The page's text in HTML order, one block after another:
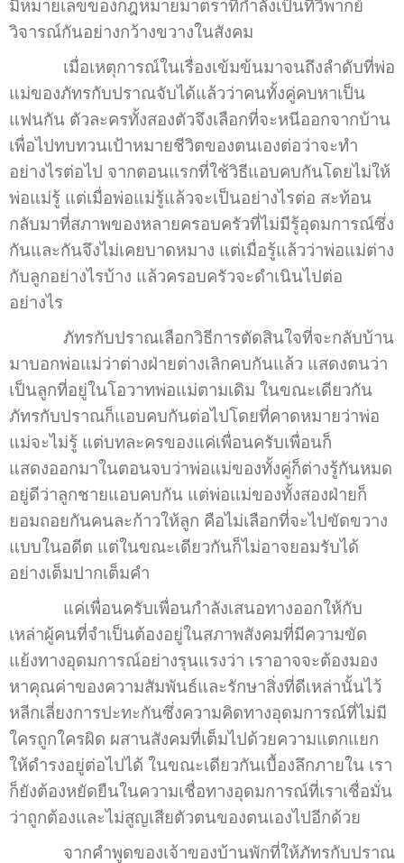
มีหมายเลขของกฎหมายมาตราที่กำลังเป็นที่วิพากย์
วิจารณ์กันอย่างกว้างขวางในสังคม
เมื่อเหตุการณ์ในเรื่องเข้มข้นมาจนถึงลำดับที่พ่อ
แม่ของภัทรกับปราณจับได้แล้วว่าคนทั้งคู่คบหาเป็น
แฟนกัน ตัวละครทั้งสองตัวจึงเลือกที่จะหนีออกจากบ้าน
เพื่อไปทบทวนเป้าหมายชีวิตของตนเองต่อว่าจะทำ
อย่างไรต่อไป จากตอนแรกที่ใช้วิธีแอบคบกันโดยไม่ให้
พ่อแม่รู้ แต่เมื่อพ่อแม่รู้แล้วจะเป็นอย่างไรต่อ สะท้อน
กลับมาที่สภาพของหลายครอบครัวที่ไม่มีรู้อุดมการณ์ซึ่ง
กันและกันจึงไม่เคยบาดหมาง แต่เมื่อรู้แล้วว่าพ่อแม่ต่าง
กับลูกอย่างไรบ้าง แล้วครอบครัวจะดำเนินไปต่อ
อย่างไร
ภัทรกับปราณเลือกวิธีการตัดสินใจที่จะกลับบ้าน
มาบอกพ่อแม่ว่าต่างฝ่ายต่างเลิกคบกันแล้ว แสดงตนว่า
เป็นลูกที่อยู่ในโอวาทพ่อแม่ตามเดิม ในขณะเดียวกัน
ภัทรกับปราณก็แอบคบกันต่อไปโดยที่คาดหมายว่าพ่อ
แม่จะไม่รู้ แต่บทละครของแค่เพื่อนครับเพื่อนก็
แสดงออกมาในตอนจบว่าพ่อแม่ของทั้งคู่ก็ต่างรู้กันหมด
อยู่ดีว่าลูกชายแอบคบกัน แต่พ่อแม่ของทั้งสองฝ่ายก็
ยอมถอยกันคนละก้าวให้ลูก คือไม่เลือกที่จะไปขัดขวาง
แบบในอดีต แต่ในขณะเดียวกันก็ไม่อาจยอมรับได้
อย่างเต็มปากเต็มคำ
แค่เพื่อนครับเพื่อนกำลังเสนอทางออกให้กับ
เหล่าผู้คนที่จำเป็นต้องอยู่ในสภาพสังคมที่มีความขัด
แย้งทางอุดมการณ์อย่างรุนแรงว่า เราอาจจะต้องมอง
หาคุณค่าของความสัมพันธ์และรักษาสิ่งที่ดีเหล่านั้นไว้
หลีกเลี่ยงการปะทะกันซึ่งความคิดทางอุดมการณ์ที่ไม่มี
ใครถูกใครผิด ผสานสังคมที่เต็มไปด้วยความแตกแยก
ให้ดำรงอยู่ต่อไปได้ ในขณะเดียวกันเบื้องลึกภายใน เรา
ก็ยังต้องหยัดยืนในความเชื่อทางอุดมการณ์ที่เราเชื่อมั่น
ว่าถูกต้องและไม่สูญเสียตัวตนของตนเองไปอีกด้วย
จากคำพูดของเจ้าของบ้านพักที่ให้ภัทรกับปราณ